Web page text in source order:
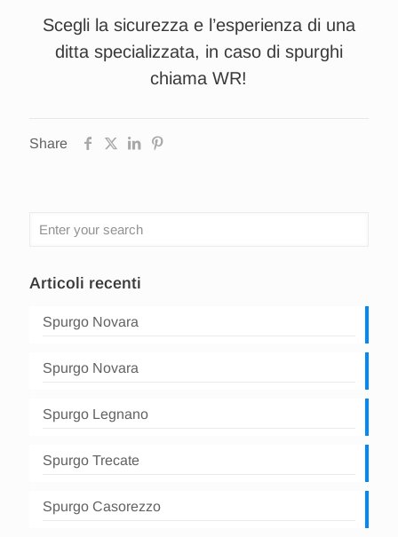
Scegli la sicurezza e l’esperienza di una
ditta specializzata, in caso di spurghi
chiama WR!
Share
Articoli recenti
Spurgo Novara
Spurgo Novara
Spurgo Legnano
Spurgo Trecate
Spurgo Casorezzo